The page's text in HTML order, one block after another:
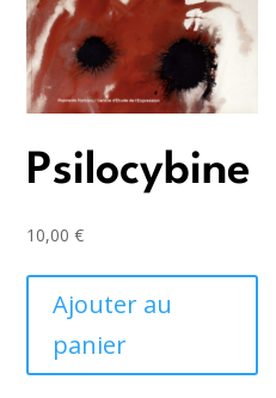
Psilocybine
10,00€
Ajouter au
panier